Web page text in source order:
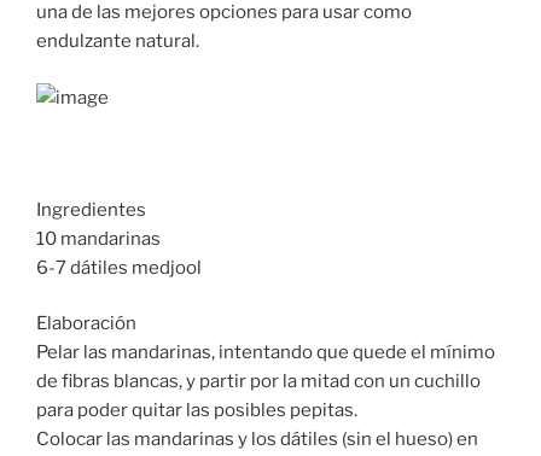
una de las mejores opciones para usar como
endulzante natural.
Ingredientes
10 mandarinas
6-7 dátiles medjool
Elaboración
Pelar las mandarinas, intentando que quede el mínimo
de fibras blancas, y partir por la mitad con un cuchillo
para poder quitar las posibles pepitas.
Colocar las mandarinas y los dátiles (sin el hueso) en